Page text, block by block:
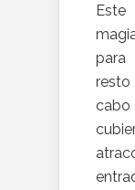
Este
para